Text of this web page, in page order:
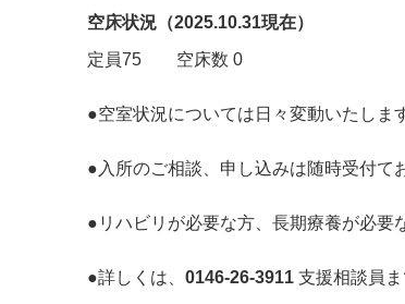
空床状況（2025.10.31現在）
定員75 空床数 0
●空室状況については日々変動いたしま
●入所のご相談、申し込みは随時受付て
●リハビリが必要な方、長期療養が必要
●詳しくは、 0146-26-3911 支援相談員